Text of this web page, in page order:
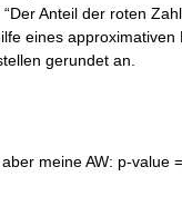
Anteil der roten
eines approximativen
gerundet an.
meine AW: p-value